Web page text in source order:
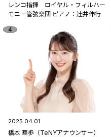
レンコ指揮 ロイヤル・フィルハー
モニー管弦楽団 ピアノ：辻󠄀井伸行
2025.04.01
橋本 華歩（TeNYアナウンサー）